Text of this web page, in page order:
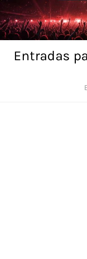
Skip
to
content
Entradas